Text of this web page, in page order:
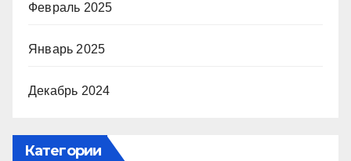
Февраль 2025
Январь 2025
Декабрь 2024
Категории